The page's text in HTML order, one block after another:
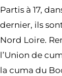
Partis à 17,
dernier, ils
Nord Loire.
l’Union de
la cuma du